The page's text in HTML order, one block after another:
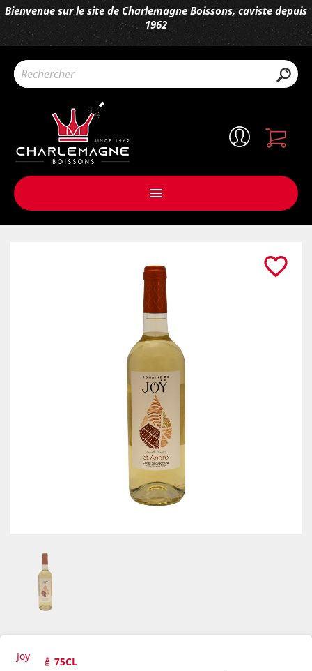
Bienvenue sur le site de Charlemagne Boissons, caviste depuis
1962

favorite_border
Joy 75CL